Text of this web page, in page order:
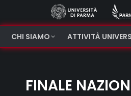
CHI SIAMO ATTIVITÀ
FINALE